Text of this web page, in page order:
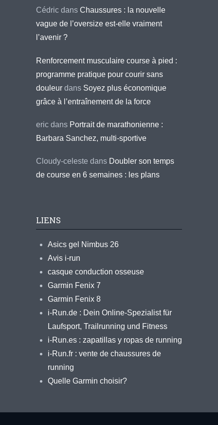
Cédric dans Chaussures : la nouvelle
vague de l’oversize est-elle vraiment
l’avenir ?
Renforcement musculaire course à pied :
programme pratique pour courir sans
douleur dans Soyez plus économique
grâce à l’entraînement de la force
eric dans Portrait de marathonienne :
Barbara Sanchez, multi-sportive
Cloudy-celeste dans Doubler son temps
de course en 6 semaines : les plans
LIENS
Asics gel Nimbus 26
Avis i-run
casque conduction osseuse
Garmin Fenix 7
Garmin Fenix 8
i-Run.de : Dein Online-Spezialist für
Laufsport, Trailrunning und Fitness
i-Run.es : zapatillas y ropas de running
i-Run.fr : vente de chaussures de
running
Quelle Garmin choisir?